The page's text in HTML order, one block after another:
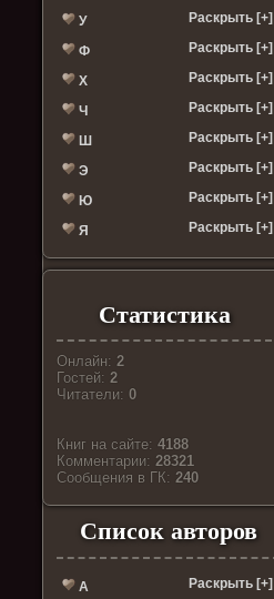
У Раскрыть [+]
Ф Раскрыть [+]
Х Раскрыть [+]
Ч Раскрыть [+]
Ш Раскрыть [+]
Э Раскрыть [+]
Ю Раскрыть [+]
Я Раскрыть [+]
Статистика
Онлайн:2
Гостей:2
Читатели:0
Книг на сайте:4188
Комментарии:28321
Cообщения в ГК:240
Список авторов
А Раскрыть [+]